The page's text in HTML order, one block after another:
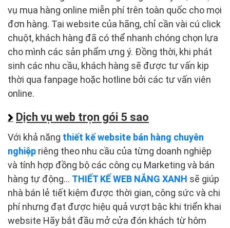
vụ mua hàng online miễn phí trên toàn quốc cho mọi
đơn hàng. Tại website của hãng, chỉ cần vài cú click
chuột, khách hàng đã có thể nhanh chóng chọn lựa
cho mình các sản phẩm ưng ý. Đồng thời, khi phát
sinh các nhu cầu, khách hàng sẽ được tư vấn kịp
thời qua fanpage hoặc hotline bởi các tư vấn viên
online.
Dịch vụ web trọn gói 5 sao
Với khả năng thiết kế website bán hàng chuyên
nghiệp riêng theo nhu cầu của từng doanh nghiệp
và tính hợp đồng bộ các công cụ Marketing và bán
hàng tự động... THIẾT KẾ WEB NẮNG XANH sẽ giúp
nhà bán lẻ tiết kiệm được thời gian, công sức và chi
phí nhưng đạt được hiệu quả vượt bậc khi triển khai
website Hãy bắt đầu mở cửa đón khách từ hôm